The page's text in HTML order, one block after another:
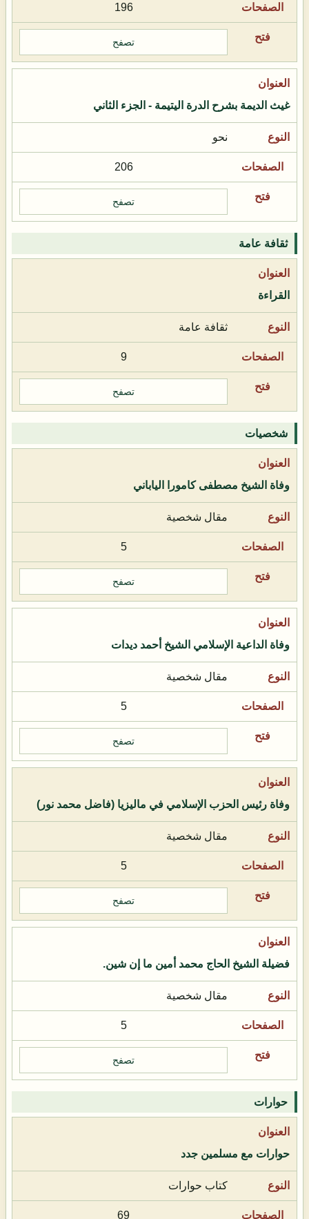
196
تصفح
غيث الديمة بشرح الدرة اليتيمة - الجزء الثاني
نحو
206
تصفح
ثقافة عامة
القراءة
ثقافة عامة
9
تصفح
شخصيات
وفاة الشيخ مصطفى كامورا الياباني
مقال شخصية
5
تصفح
وفاة الداعية الإسلامي الشيخ أحمد ديدات
مقال شخصية
5
تصفح
وفاة رئيس الحزب الإسلامي في ماليزيا (فاضل محمد نور)
مقال شخصية
5
تصفح
فضيلة الشيخ الحاج محمد أمين ما إن شين.
مقال شخصية
5
تصفح
حوارات
حوارات مع مسلمين جدد
كتاب حوارات
69